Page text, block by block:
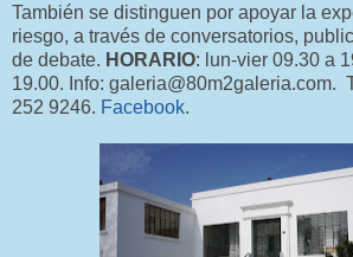
También se distinguen por apoyar la
riesgo, a través de conversatorios,
de debate. HORARIO: lun-vier 09.30 a
19.00. Info: galeria@80m2galeria.com.
252 9246. Facebook.